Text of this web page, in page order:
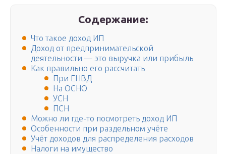
Содержание:
Что такое доход ИП
Доход от предпринимательской
деятельности — это выручка или прибыль
Как правильно его рассчитать
При ЕНВД
На ОСНО
УСН
ПСН
Можно ли где-то посмотреть доход ИП
Особенности при раздельном учёте
Учёт доходов для распределения расходов
Налоги на имущество